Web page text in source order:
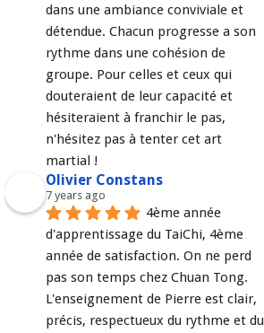
dans une ambiance conviviale et
détendue. Chacun progresse a son
rythme dans une cohésion de
groupe. Pour celles et ceux qui
douteraient de leur capacité et
hésiteraient à franchir le pas,
n'hésitez pas à tenter cet art
martial !
Olivier Constans
7 years ago
4ème année
d'apprentissage du TaiChi, 4ème
année de satisfaction. On ne perd
pas son temps chez Chuan Tong.
L'enseignement de Pierre est clair,
précis, respectueux du rythme et du